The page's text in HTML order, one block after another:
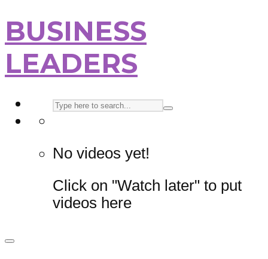
BUSINESS
LEADERS
No videos yet!
Click on "Watch later" to put
videos here